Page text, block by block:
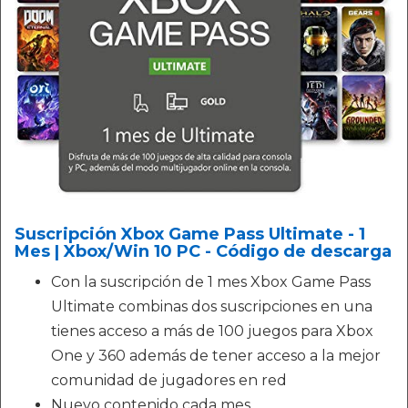
Suscripción Xbox Game Pass Ultimate - 1
Mes | Xbox/Win 10 PC - Código de descarga
Con la suscripción de 1 mes Xbox Game Pass
Ultimate combinas dos suscripciones en una
tienes acceso a más de 100 juegos para Xbox
One y 360 además de tener acceso a la mejor
comunidad de jugadores en red